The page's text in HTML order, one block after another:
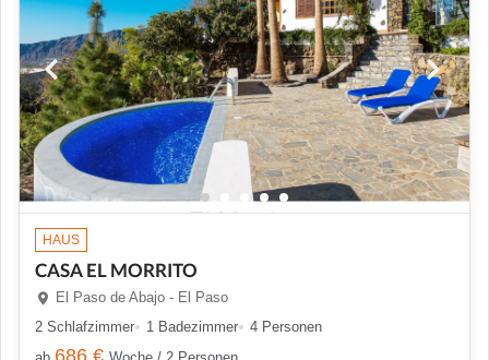
HAUS
CASA EL MORRITO
El Paso de Abajo - El Paso
2 Schlafzimmer
1 Badezimmer
4 Personen
ab 686 € Woche / 2 Personen